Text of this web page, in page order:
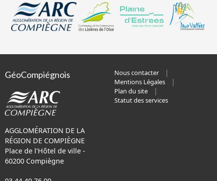
GéoCompiégnois
AGGLOMÉRATION DE LA
RÉGION DE COMPIÈGNE
Place de l'Hôtel de ville -
60200 Compiègne
Nous contacter
Mentions Légales
Plan du site
Statut des services